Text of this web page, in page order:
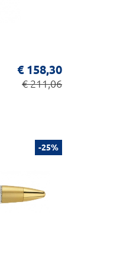
€ 158,30
€ 211,06
-25%